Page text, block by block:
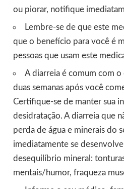
ou piorar, notifique
Lembre-se de que este
que o benefício para você é
pessoas que usam este
A diarreia é comum com
duas semanas após você
Certifique-se de manter sua
desidratação. A diarreia que
perda de água e minerais do
imediatamente se
desequilíbrio mineral:
mentais/humor, fraqueza